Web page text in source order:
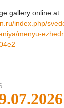
gallery online at:
index.php/
menyu-